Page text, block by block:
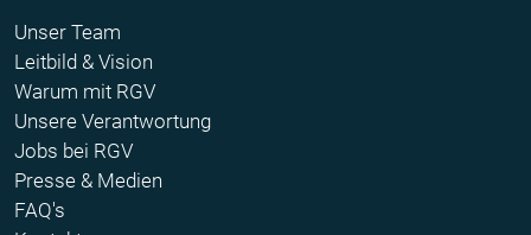
Unser Team
Leitbild & Vision
Warum mit RGV
Unsere Verantwortung
Jobs bei RGV
Presse & Medien
FAQ's